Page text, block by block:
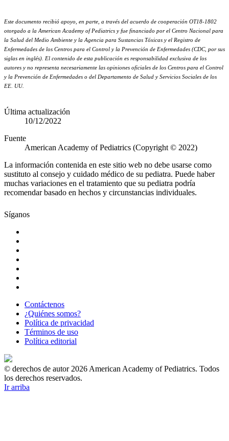
Este documento recibió apoyo, en parte, a través del acuerdo de cooperación OT18-1802
otorgado a la American Academy of Pediatrics y fue financiado por el Centro Nacional para
la Salud del Medio Ambiente y la Agencia para Sustancias Tóxicas y el Registro de
Enfermedades de los Centros para el Control y la Prevención de Enfermedades (CDC, por sus
siglas en inglés). El contenido de esta publicación es responsabilidad exclusiva de los
autores y no representa necesariamente las opiniones oficiales de los Centros para el Control
y la Prevención de Enfermedades o del Departamento de Salud y Servicios Sociales de los
EE. UU.
Última actualización
10/12/2022
Fuente
American Academy of Pediatrics (Copyright © 2022)
La información contenida en este sitio web no debe usarse como
sustituto al consejo y cuidado médico de su pediatra. Puede haber
muchas variaciones en el tratamiento que su pediatra podría
recomendar basado en hechos y circunstancias individuales.
Síganos
Contáctenos
¿Quiénes somos?
Política de privacidad
Términos de uso
Política editorial
© derechos de autor 2026 American Academy of Pediatrics. Todos
los derechos reservados.
Ir arriba